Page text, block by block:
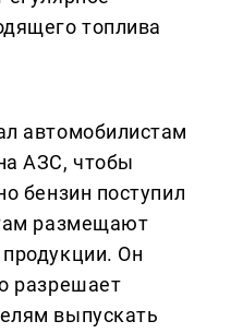
топлива
автомобилистам
АЗС, чтобы
бензин поступил
размещают
Он
разрешает
выпускать